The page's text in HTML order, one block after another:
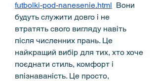
futbolki-pod-nanesenie.html
  Вони
будуть служити довго і не
втратять свого вигляду навіть
після численних прань. Це
найкращий вибір для тих, хто хоче
поєднати стиль, комфорт і
впізнаваність. Це просто,